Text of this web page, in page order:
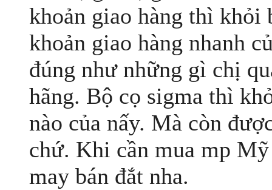
khoản giao hàng thì khỏi
khoản giao hàng nhanh
đúng như những gì chị
hãng. Bộ cọ sigma thì
nào của nấy. Mà còn
chứ. Khi cần mua mp
may bán đắt nha.